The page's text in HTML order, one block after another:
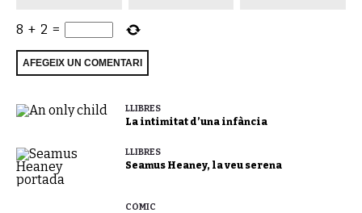
8 + 2 =
LLIBRES
La intimitat d’una infància
LLIBRES
Seamus Heaney, la veu serena
CÒMIC